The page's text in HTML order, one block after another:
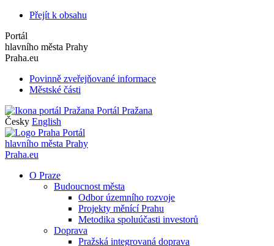
Přejít k obsahu
Portál
hlavního města Prahy
Praha.eu
Povinně zveřejňované informace
Městské části
Portál Pražana
Česky English
Portál
hlavního města Prahy
Praha.eu
O Praze
Budoucnost města
Odbor územního rozvoje
Projekty měnící Prahu
Metodika spoluúčasti investorů
Doprava
Pražská integrovaná doprava